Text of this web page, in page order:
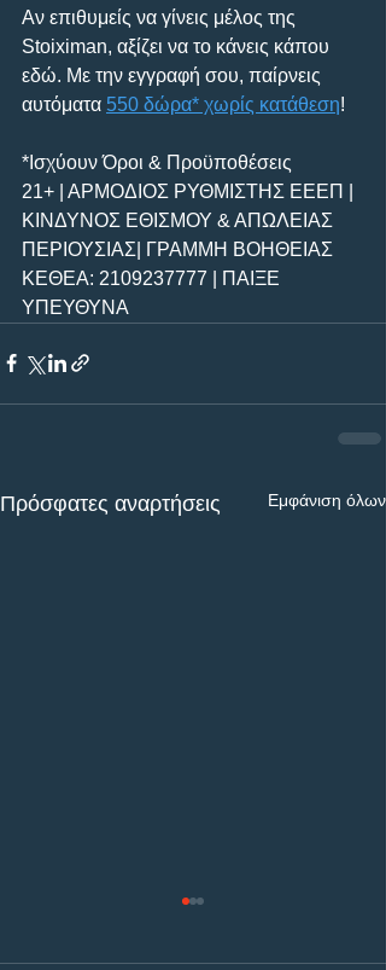
Αν επιθυμείς να γίνεις μέλος της
Stoiximan, αξίζει να το κάνεις κάπου
εδώ. Με την εγγραφή σου, παίρνεις
αυτόματα 550 δώρα* χωρίς κατάθεση!
*Ισχύουν Όροι & Προϋποθέσεις
21+ | ΑΡΜΟΔΙΟΣ ΡΥΘΜΙΣΤΗΣ ΕΕΕΠ |
ΚΙΝΔΥΝΟΣ ΕΘΙΣΜΟΥ & ΑΠΩΛΕΙΑΣ
ΠΕΡΙΟΥΣΙΑΣ| ΓΡΑΜΜΗ ΒΟΗΘΕΙΑΣ
ΚΕΘΕΑ: 2109237777 | ΠΑΙΞΕ
ΥΠΕΥΘΥΝΑ
Πρόσφατες αναρτήσεις Εμφάνιση όλων